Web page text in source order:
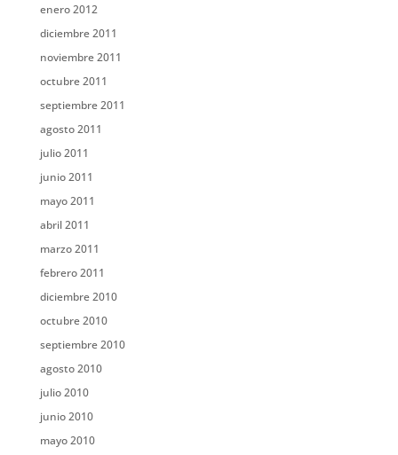
enero 2012
diciembre 2011
noviembre 2011
octubre 2011
septiembre 2011
agosto 2011
julio 2011
junio 2011
mayo 2011
abril 2011
marzo 2011
febrero 2011
diciembre 2010
octubre 2010
septiembre 2010
agosto 2010
julio 2010
junio 2010
mayo 2010